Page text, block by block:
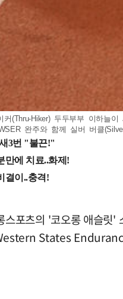
(Thru-Hiker) 두두부부 이하늘
완주와 함께 실버 버클
스포츠의 '코오롱 애슬
States